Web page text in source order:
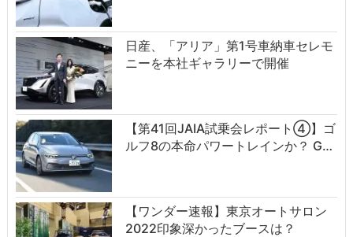
日産、「アリア」第1号車納車セレモ
ニーを本社ギャラリーで開催
【第41回JAIA試乗会レポート④】ゴ
ルフ8の本命パワートレインか？ G…
【ワンダー速報】東京オートサロン
2022印象深かったブースは？